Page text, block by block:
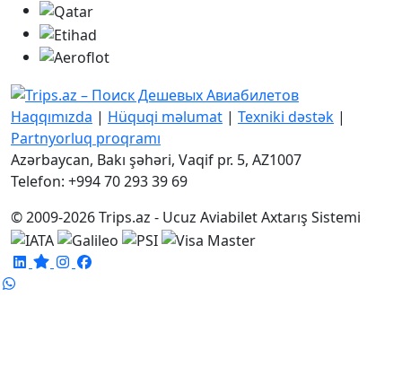
Haqqımızda | Hüquqi məlumat | Texniki dəstək |
Partnyorluq proqramı
Azərbaycan, Bakı şəhəri, Vaqif pr. 5, AZ1007
Telefon: +994 70 293 39 69
© 2009-2026 Trips.az - Ucuz Aviabilet Axtarış Sistemi